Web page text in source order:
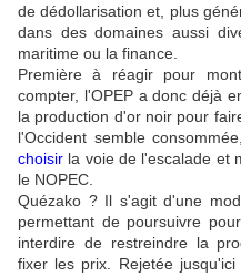
de dédollarisation et, plus
dans des domaines aussi
maritime ou la finance.
Première à réagir pour
compter, l'OPEP a donc déjà
la production d'or noir pour
l'Occident semble
choisir la voie de l'escalade et
le NOPEC.
Quézako ? Il s'agit d'une
permettant de poursuivre
interdire de restreindre la
fixer les prix. Rejetée